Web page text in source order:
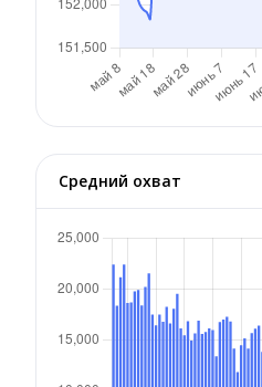
Средний охват